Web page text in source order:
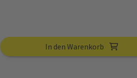
In den Warenkorb